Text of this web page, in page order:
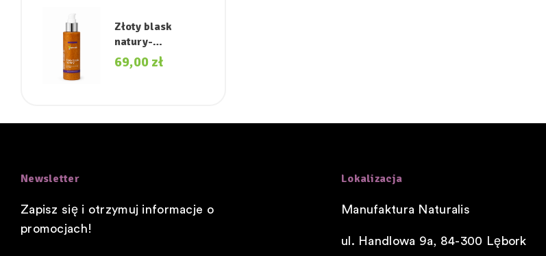
Złoty blask
natury-
rozświetlający
olejek do ciała.
69,00 zł
Newsletter
Zapisz się i otrzymuj informacje o
promocjach!
Lokalizacja
Manufaktura Naturalis
ul. Handlowa 9a, 84-300 Lębork